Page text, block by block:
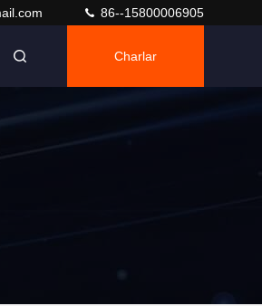
86--15800006905
Charlar